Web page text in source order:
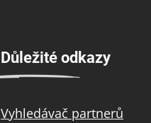
Důležité odkazy
Vyhledávač partnerů